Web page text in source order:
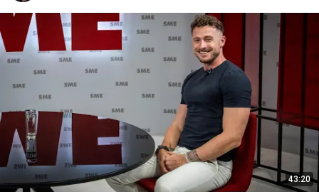
43:20